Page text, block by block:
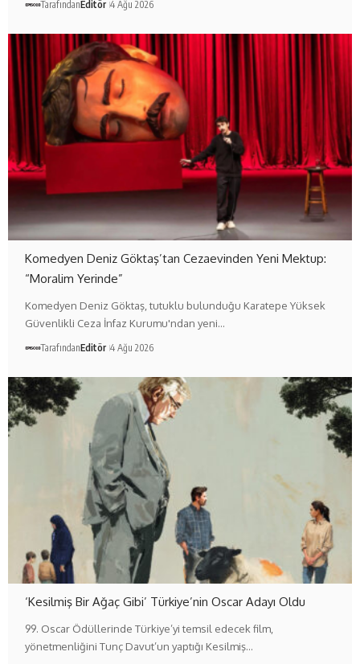
TarafındanEditör 4 Ağu 2026
Komedyen Deniz Göktaş’tan Cezaevinden Yeni Mektup:
“Moralim Yerinde”
Komedyen Deniz Göktaş, tutuklu bulunduğu Karatepe Yüksek
Güvenlikli Ceza İnfaz Kurumu'ndan yeni…
TarafındanEditör 4 Ağu 2026
‘Kesilmiş Bir Ağaç Gibi’ Türkiye’nin Oscar Adayı Oldu
99. Oscar Ödüllerinde Türkiye’yi temsil edecek film,
yönetmenliğini Tunç Davut’un yaptığı Kesilmiş…